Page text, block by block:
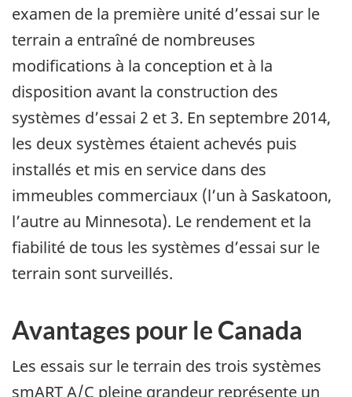
examen de la première unité d’essai sur le
terrain a entraîné de nombreuses
modifications à la conception et à la
disposition avant la construction des
systèmes d’essai 2 et 3. En septembre 2014,
les deux systèmes étaient achevés puis
installés et mis en service dans des
immeubles commerciaux (l’un à Saskatoon,
l’autre au Minnesota). Le rendement et la
fiabilité de tous les systèmes d’essai sur le
terrain sont surveillés.
Avantages pour le Canada
Les essais sur le terrain des trois systèmes
smART A/C pleine grandeur représente un